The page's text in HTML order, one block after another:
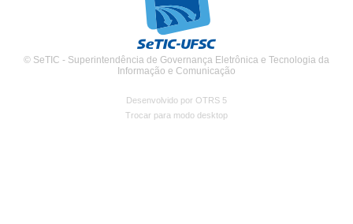
© SeTIC - Superintendência de Governança Eletrônica e Tecnologia da
Informação e Comunicação
Desenvolvido por OTRS 5
Trocar para modo desktop